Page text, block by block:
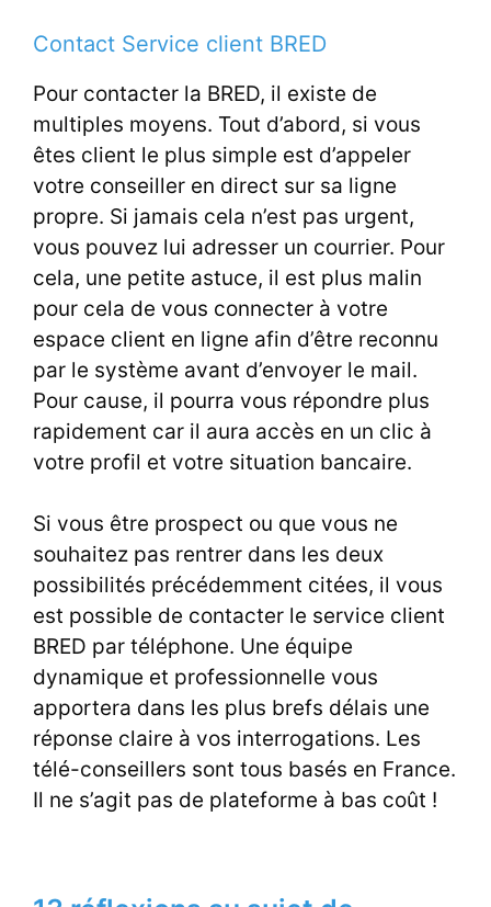
Contact Service client BRED
Pour contacter la BRED, il existe de
multiples moyens. Tout d’abord, si vous
êtes client le plus simple est d’appeler
votre conseiller en direct sur sa ligne
propre. Si jamais cela n’est pas urgent,
vous pouvez lui adresser un courrier. Pour
cela, une petite astuce, il est plus malin
pour cela de vous connecter à votre
espace client en ligne afin d’être reconnu
par le système avant d’envoyer le mail.
Pour cause, il pourra vous répondre plus
rapidement car il aura accès en un clic à
votre profil et votre situation bancaire.
Si vous être prospect ou que vous ne
souhaitez pas rentrer dans les deux
possibilités précédemment citées, il vous
est possible de contacter le service client
BRED par téléphone. Une équipe
dynamique et professionnelle vous
apportera dans les plus brefs délais une
réponse claire à vos interrogations. Les
télé-conseillers sont tous basés en France.
Il ne s’agit pas de plateforme à bas coût !